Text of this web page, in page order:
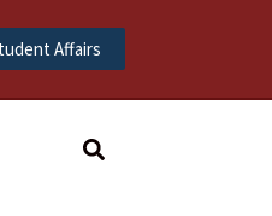
Affairs
Search